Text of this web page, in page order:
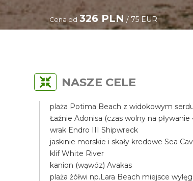
Cena od 326 PLN / 75 EUR
NASZE CELE
plaża Potima Beach z widokowym
Łaźnie Adonisa (czas wolny na pływanie
wrak Endro III Shipwreck
jaskinie morskie i skały kredowe Sea
klif White River
kanion (wąwóz) Avakas
plaża żółwi np.Lara Beach miejsce